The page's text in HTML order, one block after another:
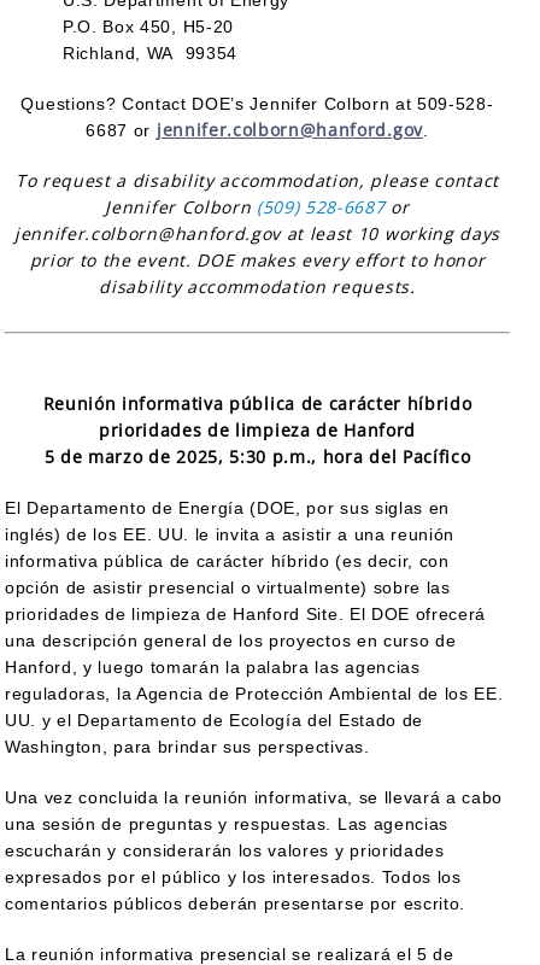
P.O. Box 450, H5-20
Richland, WA 99354
Questions? Contact DOE’s Jennifer Colborn at 509-528-
6687 or jennifer.colborn@hanford.gov.
To request a disability accommodation, please contact
Jennifer Colborn (509) 528-6687 or
jennifer.colborn@hanford.gov at least 10 working days
prior to the event. DOE makes every effort to honor
disability accommodation requests.
Reunión informativa pública de carácter híbrido
prioridades de limpieza de Hanford
5 de marzo de 2025, 5:30 p.m., hora del Pacífico
El Departamento de Energía (DOE, por sus siglas en
inglés) de los EE. UU. le invita a asistir a una reunión
informativa pública de carácter híbrido (es decir, con
opción de asistir presencial o virtualmente) sobre las
prioridades de limpieza de Hanford Site. El DOE ofrecerá
una descripción general de los proyectos en curso de
Hanford, y luego tomarán la palabra las agencias
reguladoras, la Agencia de Protección Ambiental de los EE.
UU. y el Departamento de Ecología del Estado de
Washington, para brindar sus perspectivas.
Una vez concluida la reunión informativa, se llevará a cabo
una sesión de preguntas y respuestas. Las agencias
escucharán y considerarán los valores y prioridades
expresados por el público y los interesados. Todos los
comentarios públicos deberán presentarse por escrito.
La reunión informativa presencial se realizará el 5 de